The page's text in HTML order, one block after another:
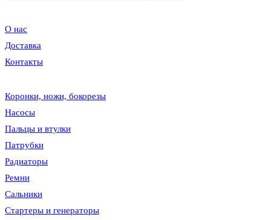
О нас
Доставка
Контакты
Коронки, ножи, бокорезы
Насосы
Пальцы и втулки
Патрубки
Радиаторы
Ремни
Сальники
Стартеры и генераторы